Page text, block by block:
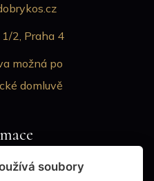
2, Praha 4
možná po
domluvě
soubory